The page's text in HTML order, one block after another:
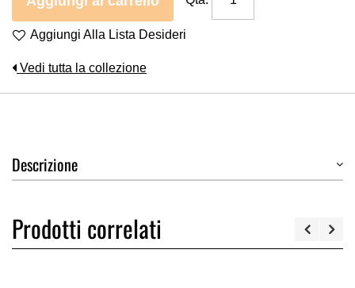
Aggiungi Alla Lista Desideri
Vedi tutta la collezione
Descrizione
Prodotti correlati